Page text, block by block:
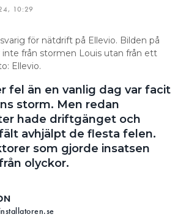
10:29
för nätdrift på Ellevio. Bilden på
från stormen Louis utan från ett
Ellevio.
fel än en vanlig dag var facit
storm. Men redan
hade driftgänget och
avhjälpt de flesta felen.
som gjorde insatsen
olyckor.